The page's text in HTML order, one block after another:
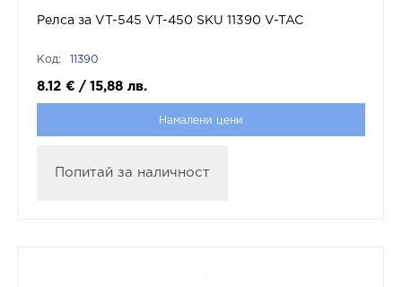
Релса за VT-545 VT-450 SKU 11390 V-TAC
Код: 11390
8.12 € / 15,88 лв.
Намалени цени
Попитай за наличност